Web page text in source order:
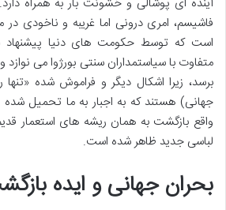
فاشیسم، امری درونی اما غریبه و ناخودی در
است که توسط حکومت های دنیا پیشنهاد
متفاوت با سیاستمداران سنتی بورژوا می
برسد، زیرا اشکال دیگر و فراموش شده «تنها
جهانی) هستند که به اجبار به ما تحمیل شده
واقع بازگشت به همان ریشه های استعمار
لباسی جدید ظاهر شده است.
بحران جهانی و ایده